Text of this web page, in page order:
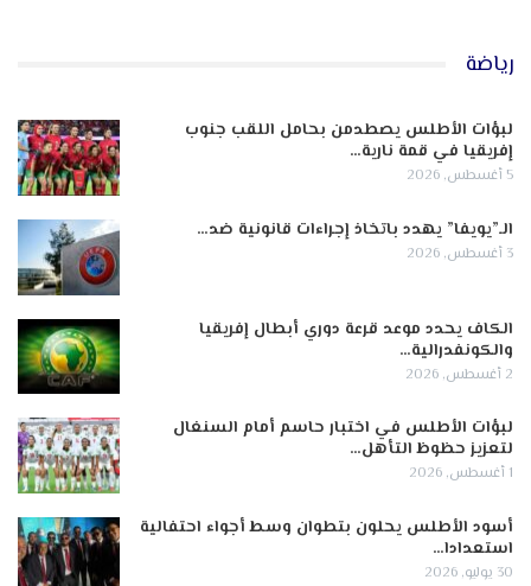
رياضة
لبؤات الأطلس يصطدمن بحامل اللقب جنوب
إفريقيا في قمة نارية…
5 أغسطس, 2026
الـ”يويفا” يهدد باتخاذ إجراءات قانونية ضد…
3 أغسطس, 2026
الكاف يحدد موعد قرعة دوري أبطال إفريقيا
والكونفدرالية…
2 أغسطس, 2026
لبؤات الأطلس في اختبار حاسم أمام السنغال
لتعزيز حظوظ التأهل…
1 أغسطس, 2026
أسود الأطلس يحلون بتطوان وسط أجواء احتفالية
استعدادا…
30 يوليو, 2026